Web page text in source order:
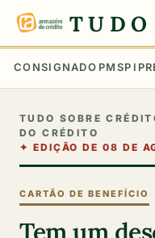
TUDO
CONSIGNADO PMSP
TUDO SOBRE
DO CRÉDITO
✦ EDIÇÃO DE 08 DE
CARTÃO DE BENEFÍCIO
Tem um